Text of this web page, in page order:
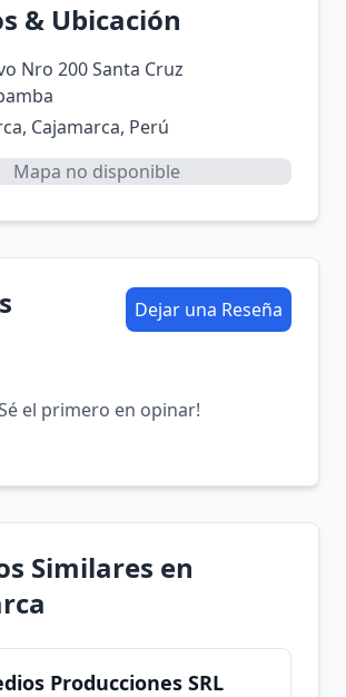
& Ubicación
Nro 200 Santa Cruz
Cajamarca, Perú
Mapa no disponible
Dejar una Reseña
el primero en opinar!
Similares en
Producciones SRL